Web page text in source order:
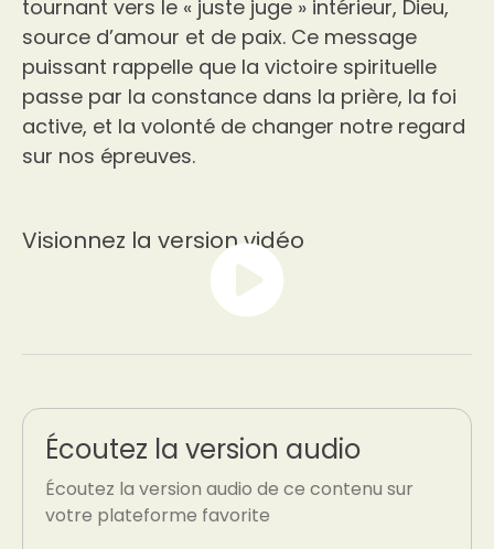
tournant vers le « juste juge » intérieur, Dieu,
source d’amour et de paix. Ce message
puissant rappelle que la victoire spirituelle
passe par la constance dans la prière, la foi
active, et la volonté de changer notre regard
sur nos épreuves.
Visionnez la version vidéo
Écoutez la version audio
Écoutez la version audio de ce contenu sur
votre plateforme favorite